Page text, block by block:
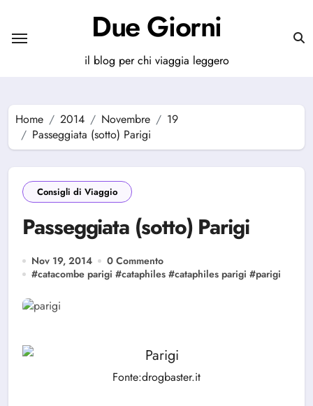
contenuto
Due Giorni
il blog per chi viaggia leggero
Home 2014 Novembre
19
Passeggiata (sotto) Parigi
Consigli di Viaggio
Passeggiata (sotto) Parigi
Nov 19, 2014
0 Commento
#catacombe parigi #cataphiles #cataphiles parigi #parigi
Fonte:drogbaster.it